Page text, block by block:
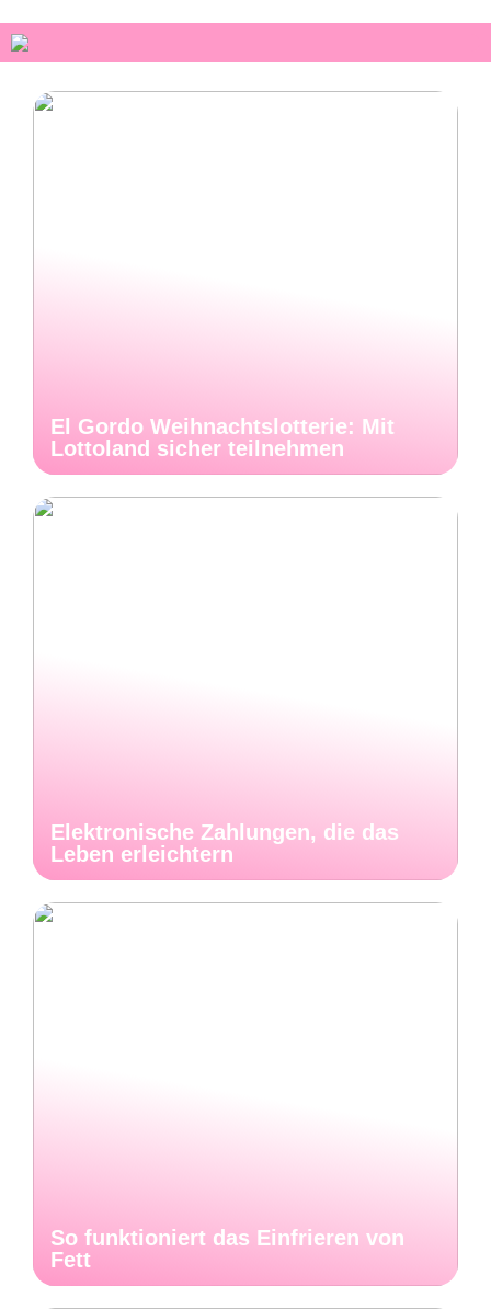
El Gordo Weihnachtslotterie: Mit
Lottoland sicher teilnehmen
Elektronische Zahlungen, die das
Leben erleichtern
So funktioniert das Einfrieren von
Fett